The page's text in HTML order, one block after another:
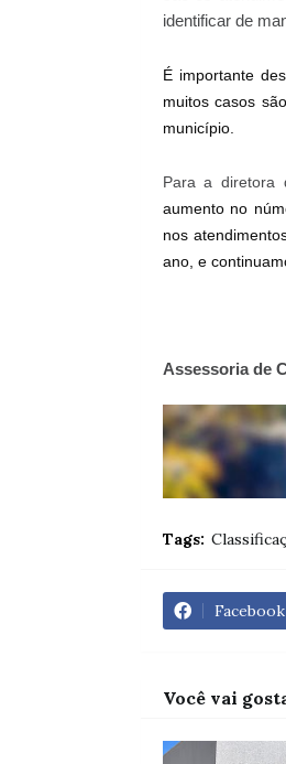
identificar de
É importante
muitos casos
município.
Para a diretora
aumento no
nos
ano, e
Assessoria de
Tags:
Facebook
Você vai